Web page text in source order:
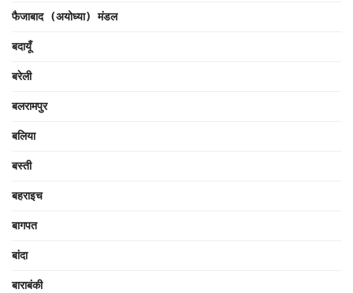
फैजाबाद (अयोध्या) मंडल
बदायूँ
बरेली
बलरामपुर
बलिया
बस्ती
बहराइच
बागपत
बांदा
बाराबंकी